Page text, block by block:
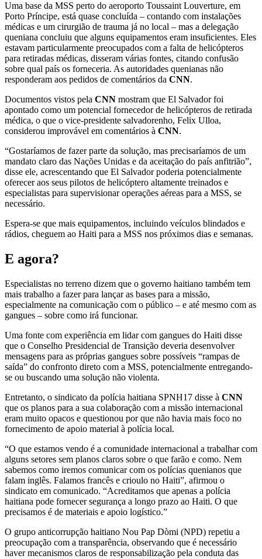
Uma base da MSS perto do aeroporto Toussaint Louverture, em
Porto Príncipe, está quase concluída – contando com instalações
médicas e um cirurgião de trauma já no local – mas a delegação
queniana concluiu que alguns equipamentos eram insuficientes. Eles
estavam particularmente preocupados com a falta de helicópteros
para retiradas médicas, disseram várias fontes, citando confusão
sobre qual país os forneceria. As autoridades quenianas não
responderam aos pedidos de comentários da CNN.
Documentos vistos pela CNN mostram que El Salvador foi
apontado como um potencial fornecedor de helicópteros de retirada
médica, o que o vice-presidente salvadorenho, Felix Ulloa,
considerou improvável em comentários à CNN.
“Gostaríamos de fazer parte da solução, mas precisaríamos de um
mandato claro das Nações Unidas e da aceitação do país anfitrião”,
disse ele, acrescentando que El Salvador poderia potencialmente
oferecer aos seus pilotos de helicóptero altamente treinados e
especialistas para supervisionar operações aéreas para a MSS, se
necessário.
Espera-se que mais equipamentos, incluindo veículos blindados e
rádios, cheguem ao Haiti para a MSS nos próximos dias e semanas.
E agora?
Especialistas no terreno dizem que o governo haitiano também tem
mais trabalho a fazer para lançar as bases para a missão,
especialmente na comunicação com o público – e até mesmo com as
gangues – sobre como irá funcionar.
Uma fonte com experiência em lidar com gangues do Haiti disse
que o Conselho Presidencial de Transição deveria desenvolver
mensagens para as próprias gangues sobre possíveis “rampas de
saída” do confronto direto com a MSS, potencialmente entregando-
se ou buscando uma solução não violenta.
Entretanto, o sindicato da polícia haitiana SPNH17 disse à CNN
que os planos para a sua colaboração com a missão internacional
eram muito opacos e questionou por que não havia mais foco no
fornecimento de apoio material à polícia local.
“O que estamos vendo é a comunidade internacional a trabalhar com
alguns setores sem planos claros sobre o que farão e como. Nem
sabemos como iremos comunicar com os polícias quenianos que
falam inglês. Falamos francês e crioulo no Haiti”, afirmou o
sindicato em comunicado. “Acreditamos que apenas a polícia
haitiana pode fornecer segurança a longo prazo ao Haiti. O que
precisamos é de materiais e apoio logístico.”
O grupo anticorrupção haitiano Nou Pap Dòmi (NPD) repetiu a
preocupação com a transparência, observando que é necessário
haver mecanismos claros de responsabilização pela conduta das